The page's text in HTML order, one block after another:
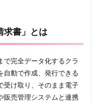
求書」とは
で完全データ化するクラ
自動で作成、発行できる
受け取り、そのまま電子
販売管理システムと連携